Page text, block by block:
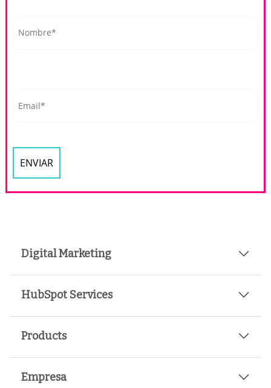
Digital Marketing
HubSpot Services
Products
Empresa